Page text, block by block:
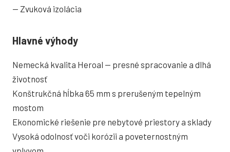
— Zvuková izolácia
Hlavné výhody
Nemecká kvalita Heroal — presné spracovanie a dlhá
životnosť
Konštrukčná hĺbka 65 mm s prerušeným tepelným
mostom
Ekonomické riešenie pre nebytové priestory a sklady
Vysoká odolnosť voči korózii a poveternostným